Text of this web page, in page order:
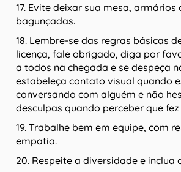
17. Evite deixar sua mesa, armários
bagunçadas.
18. Lembre-se das regras básicas
licença, fale obrigado, diga por
a todos na chegada e se despeça
estabeleça contato visual quando
conversando com alguém e não
desculpas quando perceber que
19. Trabalhe bem em equipe, com
empatia.
20. Respeite a diversidade e inclua